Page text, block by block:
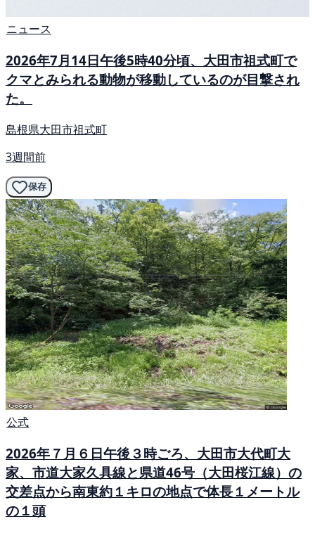
ニュース
2026年7月14日午後5時40分頃、大田市祖式町で
クマとみられる動物が移動しているのが目撃され
た。
島根県大田市祖式町
3週間前
保存
公式
2026年７月６日午後３時ごろ、大田市大代町大
家、市道大家久具線と県道46号（大田桜江線）の
交差点から南東約１キロの地点で体長１メートル
の１頭